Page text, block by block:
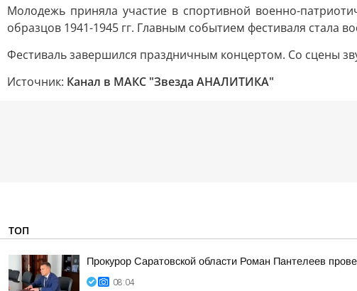
Молодежь приняла участие в спортивной военно-
образцов 1941-1945 гг. Главным событием фестиваля стала
Фестиваль завершился праздничным концертом. Со сцены
Источник: Канал в МАКС "Звезда АНАЛИТИКА"
ТОП
Прокурор Саратовской области Роман Пантелеев
08:04